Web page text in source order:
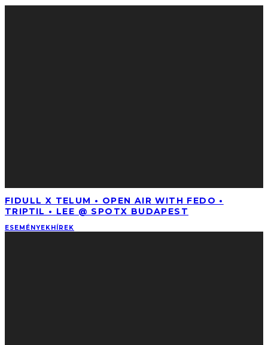
FIDULL X TELUM • OPEN AIR WITH FEDO •
TRIPTIL • LEE @ SPOTX BUDAPEST
ESEMÉNYEKHÍREK